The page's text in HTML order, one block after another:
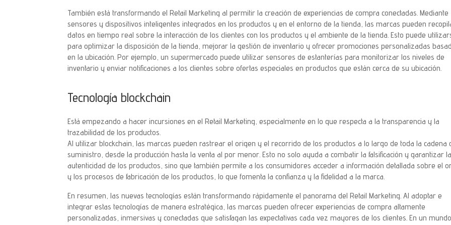
También está transformando el Retail Marketing al permitir la creación de experiencias de compra conectadas. Mediante
sensores y dispositivos inteligentes integrados en los productos y en el entorno de la tienda, las marcas pueden
datos en tiempo real sobre la interacción de los clientes con los productos y el ambiente de la tienda. Esto puede
para optimizar la disposición de la tienda, mejorar la gestión de inventario y ofrecer promociones personalizadas
en la ubicación. Por ejemplo, un supermercado puede utilizar sensores de estanterías para monitorizar los niveles de
inventario y enviar notificaciones a los clientes sobre ofertas especiales en productos que están cerca de su ubicación.
Tecnología blockchain
Está empezando a hacer incursiones en el Retail Marketing, especialmente en lo que respecta a la transparencia y la
trazabilidad de los productos.
Al utilizar blockchain, las marcas pueden rastrear el origen y el recorrido de los productos a lo largo de toda la cadena
suministro, desde la producción hasta la venta al por menor. Esto no solo ayuda a combatir la falsificación y garantizar la
autenticidad de los productos, sino que también permite a los consumidores acceder a información detallada sobre el
y los procesos de fabricación de los productos, lo que fomenta la confianza y la fidelidad a la marca.
En resumen, las nuevas tecnologías están transformando rápidamente el panorama del Retail Marketing. Al adoptar e
integrar estas tecnologías de manera estratégica, las marcas pueden ofrecer experiencias de compra altamente
personalizadas, inmersivas y conectadas que satisfagan las expectativas cada vez mayores de los clientes. En un mundo